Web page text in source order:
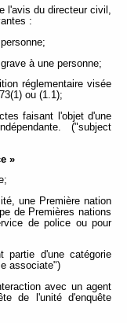
l'avis du directeur civil,
:
à une personne;
réglementaire visée
ou (1.1);
faisant l'objet d'une
("subject
»
une Première nation
de Premières nations
de police ou pour
partie d'une catégorie
associate")
avec un agent
de l'unité d'enquête